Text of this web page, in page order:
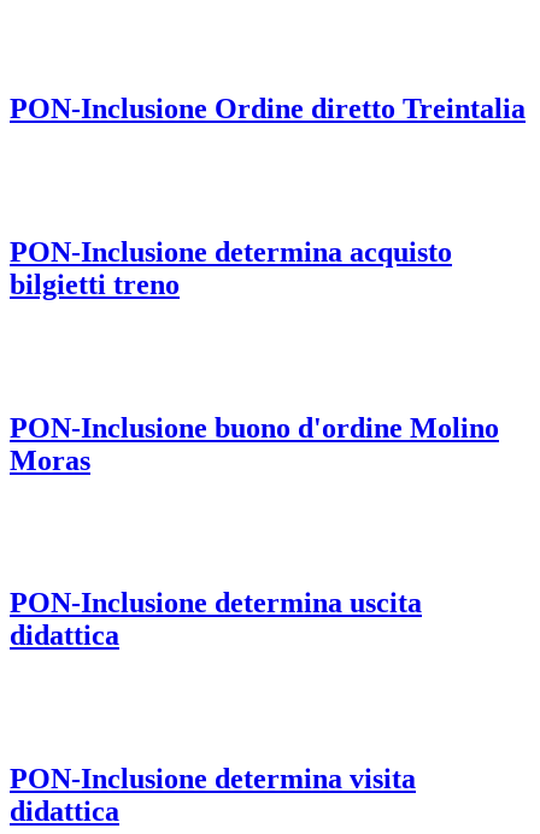
PON-Inclusione Ordine diretto Treintalia
PON-Inclusione determina acquisto
bilgietti treno
PON-Inclusione buono d'ordine Molino
Moras
PON-Inclusione determina uscita
didattica
PON-Inclusione determina visita
didattica